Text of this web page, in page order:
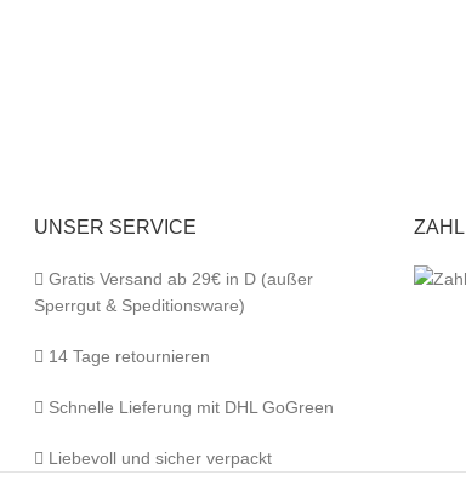
UNSER SERVICE
Gratis Versand ab 29€ in D (außer
Sperrgut & Speditionsware)
14 Tage retournieren
Schnelle Lieferung mit DHL GoGreen
Liebevoll und sicher verpackt